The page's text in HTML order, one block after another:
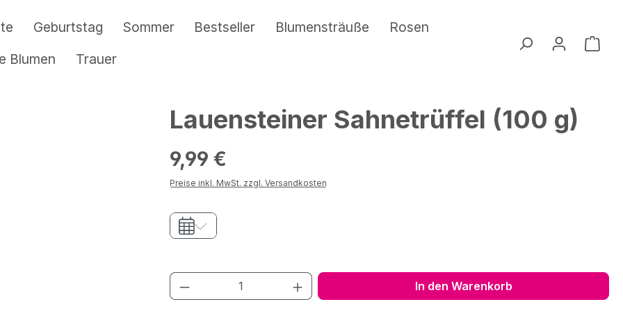
Geburtstag Sommer Bestseller Blumensträuße
Rosen
Blumen
Trauer
Lauensteiner Sahnetrüffel (100 g)
Regulärer Preis:
9,99 €
Preise inkl. MwSt. zzgl. Versandkosten
Produkt Anzahl: Gib den gewünschten Wert ein oder
In den Warenkorb